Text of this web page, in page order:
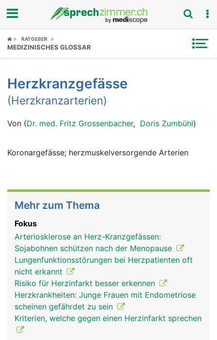
Fokus
Symptome
Ratgeber
RATGEBER
MEDIZINISCHES GLOSSAR
Herzkranzgefässe
(Herzkranzarterien)
Von (Dr. med. Fritz Grossenbacher, Doris Zumbühl)
Koronargefässe; herzmuskelversorgende Arterien
Mehr zum Thema
Fokus
Arteriosklerose an Herz-Kranzgefässen:
Sojabohnen schützen nach der Menopause
Lungenfunktionsstörungen bei Herzpatienten oft
nicht erkannt
Risiko für Herzinfarkt besser erkennen
Herzkrankheiten: Junge Frauen mit Endometriose
scheinen gefährdet zu sein
Kriterien, welche gegen einen Herzinfarkt sprechen